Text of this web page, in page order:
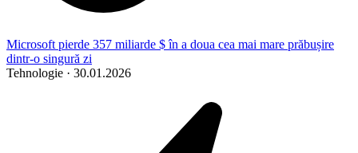
Microsoft pierde 357 miliarde $ în a doua cea mai mare prăbușire
dintr-o singură zi
Tehnologie · 30.01.2026